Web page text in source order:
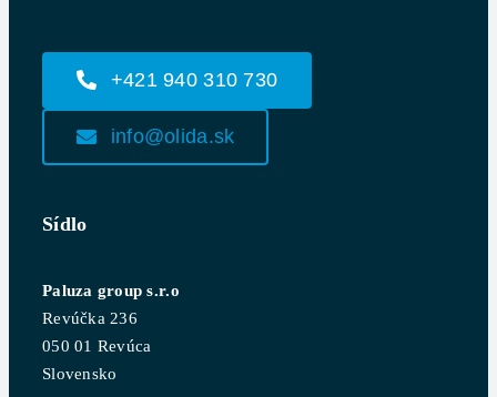
+421 940 310 730
info@olida.sk
Sídlo
Paluza group s.r.o
Revúčka 236
050 01 Revúca
Slovensko